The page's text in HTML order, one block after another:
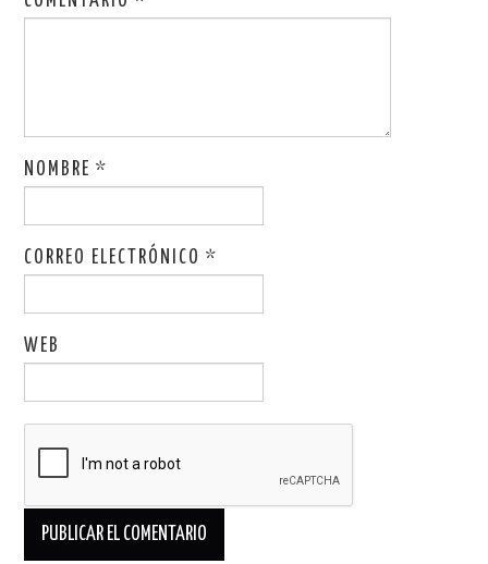
NOMBRE*
CORREO ELECTRÓNICO*
WEB